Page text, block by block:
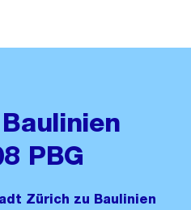
PBG
Zürich zu Baulinien